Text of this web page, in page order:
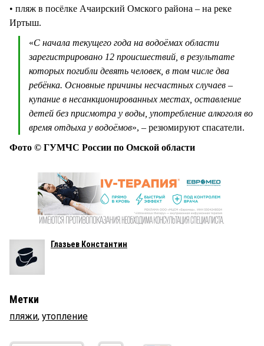
• пляж в посёлке Ачаирский Омского района – на реке
Иртыш.
«С начала текущего года на водоёмах области
зарегистрировано 12 происшествий, в результате
которых погибли девять человек, в том числе два
ребёнка. Основные причины несчастных случаев –
купание в несанкционированных местах, оставление
детей без присмотра у воды, употребление алкоголя во
время отдыха у водоёмов», – резюмируют спасатели.
Фото © ГУМЧС России по Омской области
Глазьев Константин
Метки
пляжи, утопление